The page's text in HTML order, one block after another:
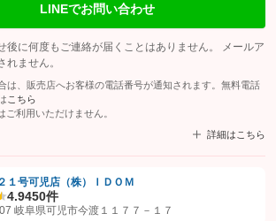
LINEでお問い合わせ
後に何度もご連絡が届くことはありません。 メールア
れません。
は、販売店へお客様の電話番号が通知されます。無料電話
こちら
ご利用いただけません。
詳細はこちら
ーネットを友だち追加してから「許可する」ボタンを押
１号可児店（株）ＩＤＯＭ
4.9450件
岐阜県可児市今渡１１７７－１７